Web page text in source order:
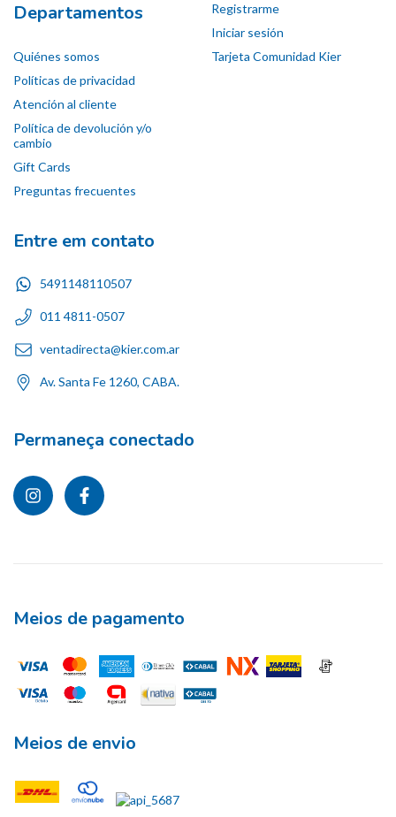
Departamentos
Quiénes somos
Políticas de privacidad
Atención al cliente
Política de devolución y/o
cambio
Gift Cards
Preguntas frecuentes
Registrarme
Iniciar sesión
Tarjeta Comunidad Kier
Entre em contato
5491148110507
011 4811-0507
ventadirecta@kier.com.ar
Av. Santa Fe 1260, CABA.
Permaneça conectado
Meios de pagamento
Meios de envio